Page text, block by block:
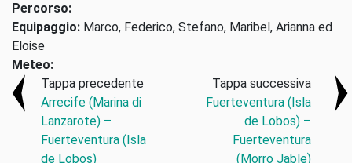
Percorso:
Equipaggio: Marco, Federico, Stefano, Maribel, Arianna ed
Eloise
Meteo:
Tappa precedente
Arrecife (Marina di
Lanzarote) –
Fuerteventura (Isla
de Lobos)
Tappa successiva
Fuerteventura (Isla
de Lobos) –
Fuerteventura
(Morro Jable)